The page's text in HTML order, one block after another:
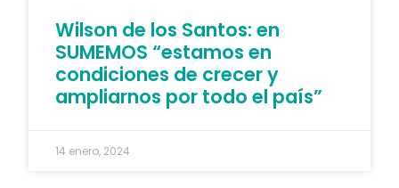
Wilson de los Santos: en
SUMEMOS “estamos en
condiciones de crecer y
ampliarnos por todo el país”
14 enero, 2024